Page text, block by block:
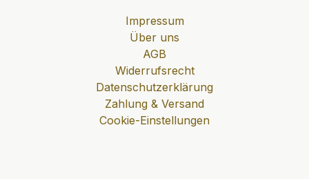
Impressum
Über uns
AGB
Widerrufsrecht
Datenschutzerklärung
Zahlung & Versand
Cookie-Einstellungen